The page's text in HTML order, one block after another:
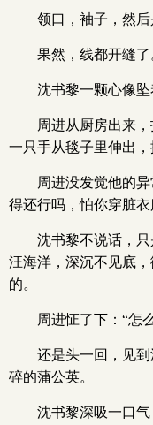
领口，袖子，然后
果然，线都开缝了
沈书黎一颗心像坠
周进从厨房出来
一只手从毯子里伸出，
周进没发觉他的
得还行吗，怕你穿脏
沈书黎不说话，
汪海洋，深沉不见底
的。
周进怔了下：“怎
还是头一回，见
碎的蒲公英。
沈书黎深吸一口